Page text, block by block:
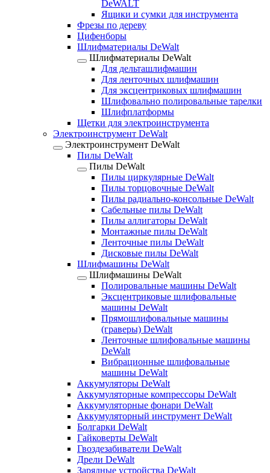
DeWALT
Ящики и сумки для инструмента
Фрезы по дереву
Цифенборы
Шлифматериалы DeWalt
Шлифматериалы DeWalt
Для дельташлифмашин
Для ленточных шлифмашин
Для эксцентриковых шлифмашин
Шлифовально полировальные тарелки
Шлифплатформы
Щетки для электроинструмента
Электроинструмент DeWalt
Электроинструмент DeWalt
Пилы DeWalt
Пилы DeWalt
Пилы циркулярные DeWalt
Пилы торцовочные DeWalt
Пилы радиально-консольные DeWalt
Сабельные пилы DeWalt
Пилы аллигаторы DeWalt
Монтажные пилы DeWalt
Ленточные пилы DeWalt
Дисковые пилы DeWalt
Шлифмашины DeWalt
Шлифмашины DeWalt
Полировальные машины DeWalt
Эксцентриковые шлифовальные
машины DeWalt
Прямошлифовальные машины
(граверы) DeWalt
Ленточные шлифовальные машины
DeWalt
Вибрационные шлифовальные
машины DeWalt
Аккумуляторы DeWalt
Аккумуляторные компрессоры DeWalt
Аккумуляторные фонари DeWalt
Аккумуляторный инструмент DeWalt
Болгарки DeWalt
Гайковерты DeWalt
Гвоздезабиватели DeWalt
Дрели DeWalt
Зарядные устройства DeWalt